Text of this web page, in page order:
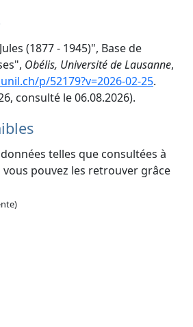
(1877 - 1945)", Base de
Obélis, Université de Lausanne,
p/52179?v=2026-02-25.
consulté le 06.08.2026).
telles que consultées à
pouvez les retrouver grâce